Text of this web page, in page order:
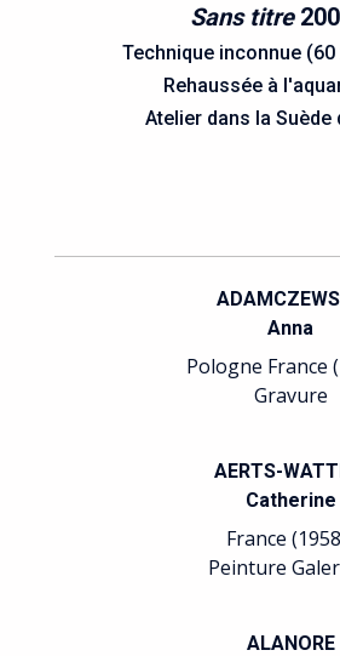
Sans titre
Technique inconnue (60
Rehaussée à
Atelier dans la Suède
Anna
Pologne France
Gravure
AERTS-
Catherine
France
Peinture
ALANORE